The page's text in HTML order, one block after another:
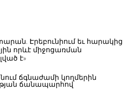
Էրեբունիում եւ հարակից
որևէ միջոցառման
է»